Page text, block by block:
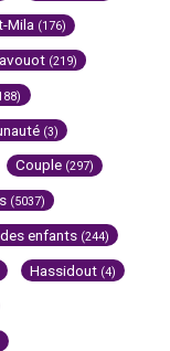
Mila (176)
(219)
(3)
Couple (297)
(5037)
enfants (244)
Hassidout (4)